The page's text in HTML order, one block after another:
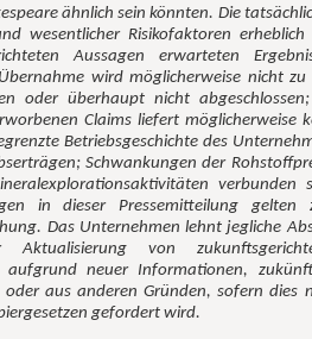
ähnlich sein könnten. Die
wesentlicher Risikofaktoren erheblich
Aussagen erwarteten
wird möglicherweise nicht zu
oder überhaupt nicht
Claims liefert möglicherweise
Betriebsgeschichte des
Schwankungen der
verbunden
in dieser Pressemitteilung gelten
Das Unternehmen lehnt jegliche
von
neuer Informationen,
oder aus anderen Gründen, sofern dies
gefordert wird.